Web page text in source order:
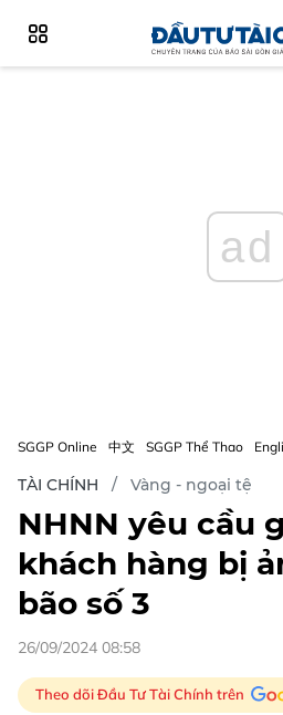
ad
SGGP Online 中文 SGGP Thể Thao
TÀI CHÍNH Vàng - ngoại tệ
NHNN yêu cầu
khách hàng bị
bão số 3
26/09/2024 08:58
Theo dõi Đầu Tư Tài Chính trên